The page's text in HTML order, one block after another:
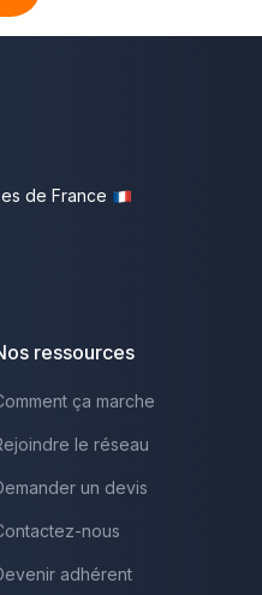
de France
ressources
ça marche
le réseau
un devis
nous
adhérent